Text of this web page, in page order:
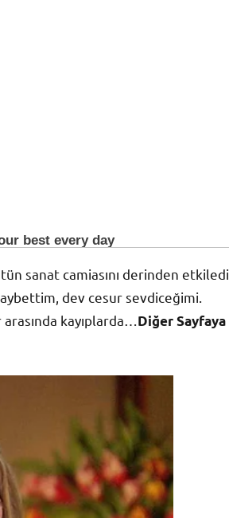
sanat camiasını derinden etkiledi.
dev cesur sevdiceğimi.
kayıplarda… Diğer Sayfaya